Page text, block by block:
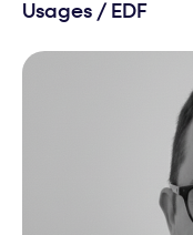
Usages / EDF